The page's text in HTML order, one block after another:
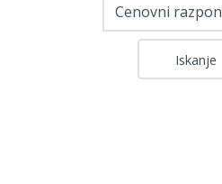
Cenovni razpon